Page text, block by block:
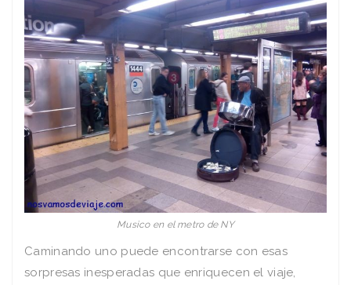
Musico en el metro de NY
Caminando uno puede encontrarse con esas
sorpresas inesperadas que enriquecen el viaje,